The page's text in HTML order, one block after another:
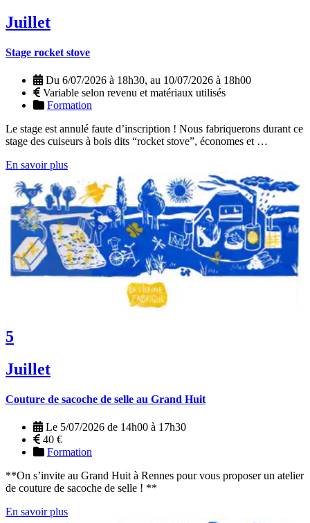
Juillet
Stage rocket stove
Du 6/07/2026 à 18h30, au 10/07/2026 à 18h00
Variable selon revenu et matériaux utilisés
Formation
Le stage est annulé faute d’inscription ! Nous fabriquerons durant ce
stage des cuiseurs à bois dits “rocket stove”, économes et …
En savoir plus
5
Juillet
Couture de sacoche de selle au Grand Huit
Le 5/07/2026 de 14h00 à 17h30
40 €
Formation
**On s’invite au Grand Huit à Rennes pour vous proposer un atelier
de couture de sacoche de selle ! **
En savoir plus